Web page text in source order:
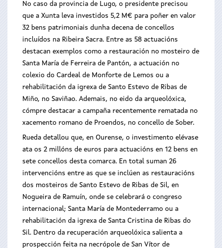
No caso da provincia de Lugo, o presidente precisou
que a Xunta leva investidos 5,2 M€ para poñer en valor
32 bens patrimoniais dunha decena de concellos
incluídos na Ribeira Sacra. Entre as 58 actuacións
destacan exemplos como a restauración no mosteiro de
Santa María de Ferreira de Pantón, a actuación no
colexio do Cardeal de Monforte de Lemos ou a
rehabilitación da igrexa de Santo Estevo de Ribas de
Miño, no Saviñao. Ademais, no eido da arqueolóxica,
cómpre destacar a campaña recentemente rematada no
xacemento romano de Proendos, no concello de Sober.
Rueda detallou que, en Ourense, o investimento elévase
ata os 2 millóns de euros para actuacións en 12 bens en
sete concellos desta comarca. En total suman 26
intervencións entre as que se inclúen as restauracións
dos mosteiros de Santo Estevo de Ribas de Sil, en
Nogueira de Ramuín, onde se celebrará o congreso
internacional; Santa María de Montederramo ou a
rehabilitación da igrexa de Santa Cristina de Ribas do
Sil. Dentro da recuperación arqueolóxica salienta a
prospección feita na necrópole de San Vítor de